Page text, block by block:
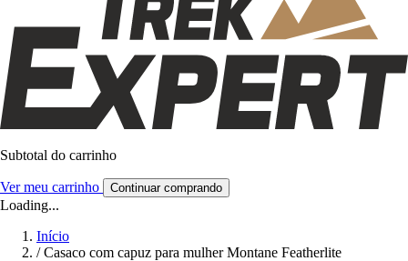
Subtotal do carrinho
Ver meu carrinho Continuar comprando
Loading...
Início
/ Casaco com capuz para mulher Montane Featherlite